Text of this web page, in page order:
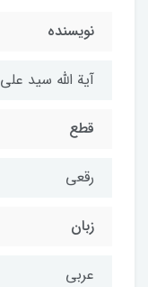
نویسنده
آیة الله سید
قطع
رقعی
زبان
عربی